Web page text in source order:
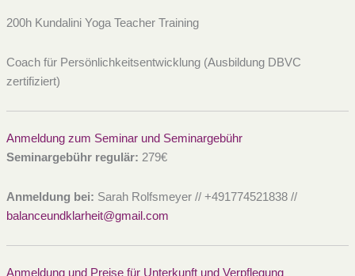
200h Kundalini Yoga Teacher Training
Coach für Persönlichkeitsentwicklung (Ausbildung DBVC ​
zertifiziert)
Anmeldung zum Seminar und Seminargebühr
Seminargebühr regulär: 279€
Anmeldung bei: Sarah Rolfsmeyer // +491774521838 //
balanceundklarheit@gmail.com
Anmeldung und Preise für Unterkunft und Verpflegung